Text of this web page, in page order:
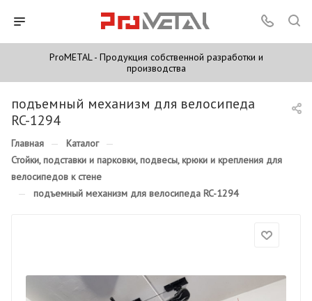
ProMETAL - Продукция собственной разработки и
производства
подъемный механизм для велосипеда
RC-1294
Главная — Каталог —
Стойки, подставки и парковки, подвесы, крюки и крепления для
велосипедов к стене
— подъемный механизм для велосипеда RC-1294